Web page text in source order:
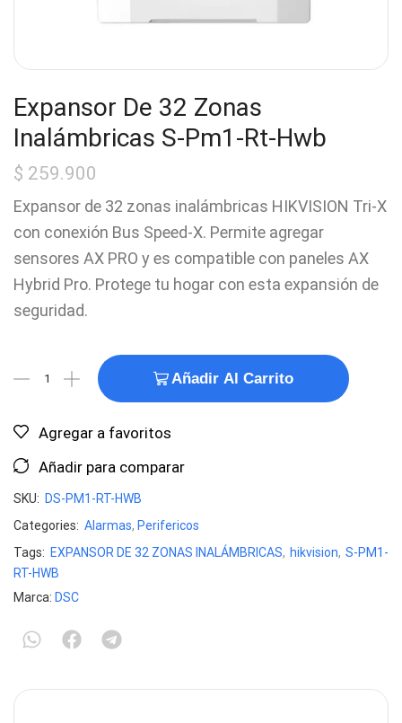
Expansor De 32 Zonas
Inalámbricas S-Pm1-Rt-Hwb
$ 259.900
Expansor de 32 zonas inalámbricas HIKVISION Tri-X
con conexión Bus Speed-X. Permite agregar
sensores AX PRO y es compatible con paneles AX
Hybrid Pro. Protege tu hogar con esta expansión de
seguridad.
Añadir Al Carrito
Agregar a favoritos
Añadir para comparar
SKU: DS-PM1-RT-HWB
Categories: Alarmas, Perifericos
Tags: EXPANSOR DE 32 ZONAS INALÁMBRICAS, hikvision, S-PM1-
RT-HWB
Marca: DSC